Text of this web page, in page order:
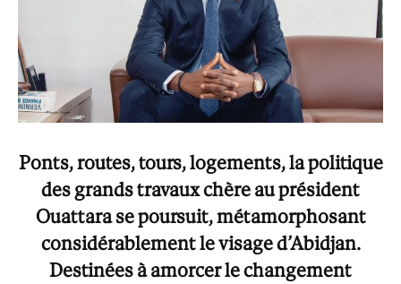
Ponts, routes, tours, logements, la politique
des grands travaux chère au président
Ouattara se poursuit, métamorphosant
considérablement le visage d’Abidjan.
Destinées à amorcer le changement